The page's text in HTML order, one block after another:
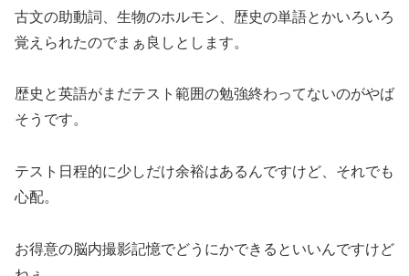
古文の助動詞、生物のホルモン、歴史の単語とかいろいろ
覚えられたのでまぁ良しとします。
歴史と英語がまだテスト範囲の勉強終わってないのがやば
そうです。
テスト日程的に少しだけ余裕はあるんですけど、それでも
心配。
お得意の脳内撮影記憶でどうにかできるといいんですけど